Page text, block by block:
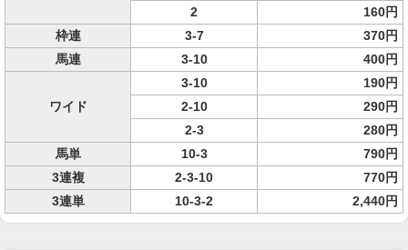
2
160円
枠連
3-7
370円
馬連
3-10 400円
ワイド
3-10
190円
2-10
290円
2-3
280円
馬単
10-3
790円
3連複
2-3-10
770円
3連単
10-3-2 2,440円